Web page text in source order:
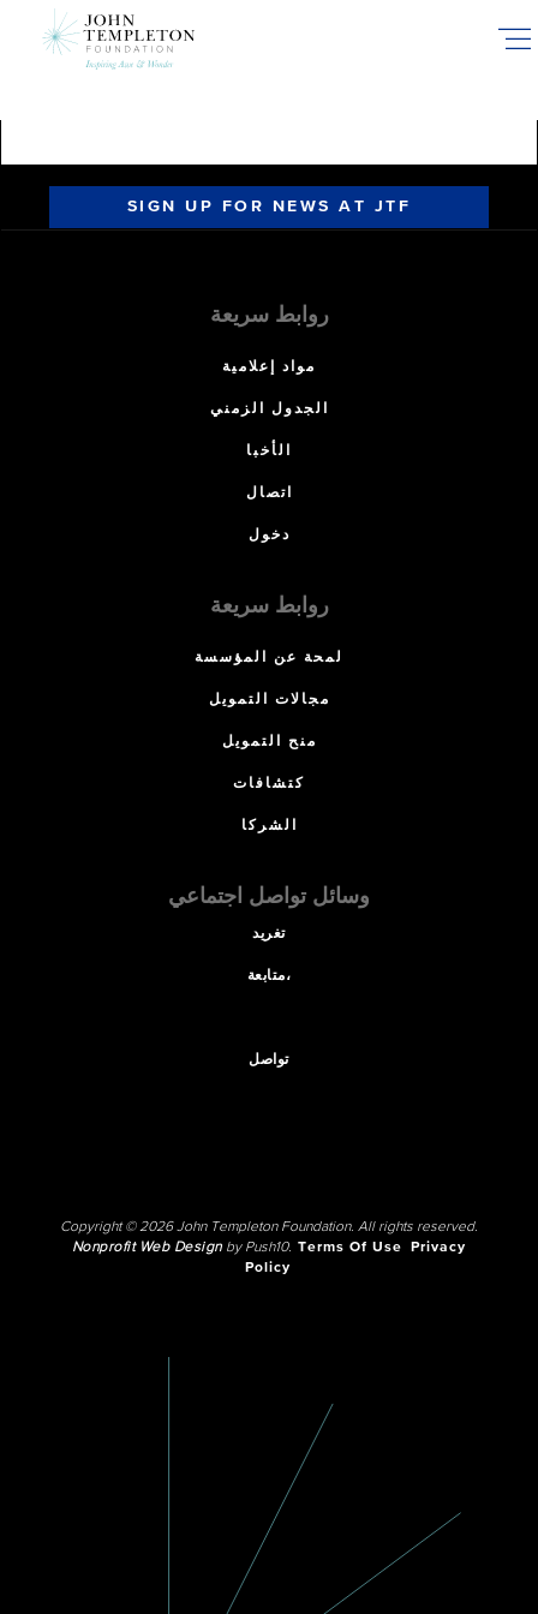
SIGN UP FOR NEWS AT JTF
روابط سريعة
مواد إعلامية
الجدول الزمني
الأخبا
اتصال
دخول
روابط سريعة
لمحة عن المؤسسة
مجالات التمويل
منح التمويل
كتشافات
الشركا
وسائل تواصل اجتماعي
تغريد
متابعة،
تواصل
Copyright © 2026 John Templeton Foundation. All rights reserved.
Nonprofit Web Designby Push10. Terms Of Use
Privacy
Policy